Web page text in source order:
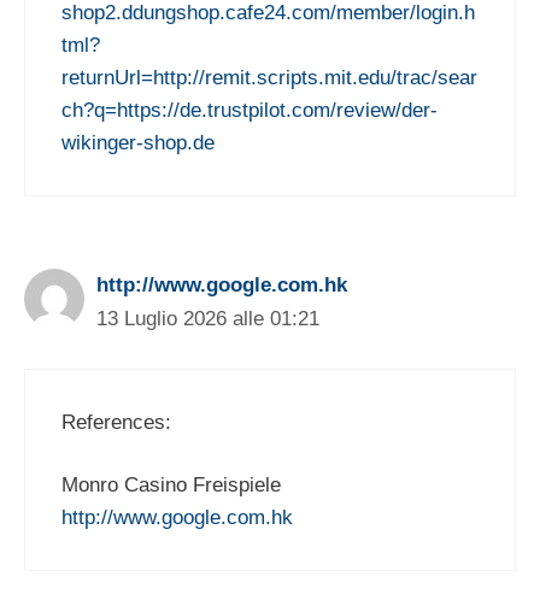
shop2.ddungshop.cafe24.com/member/login.h
tml?
returnUrl=http://remit.scripts.mit.edu/trac/sear
ch?q=https://de.trustpilot.com/review/der-
wikinger-shop.de
http://www.google.com.hk
13 Luglio 2026 alle 01:21
References:
Monro Casino Freispiele
http://www.google.com.hk